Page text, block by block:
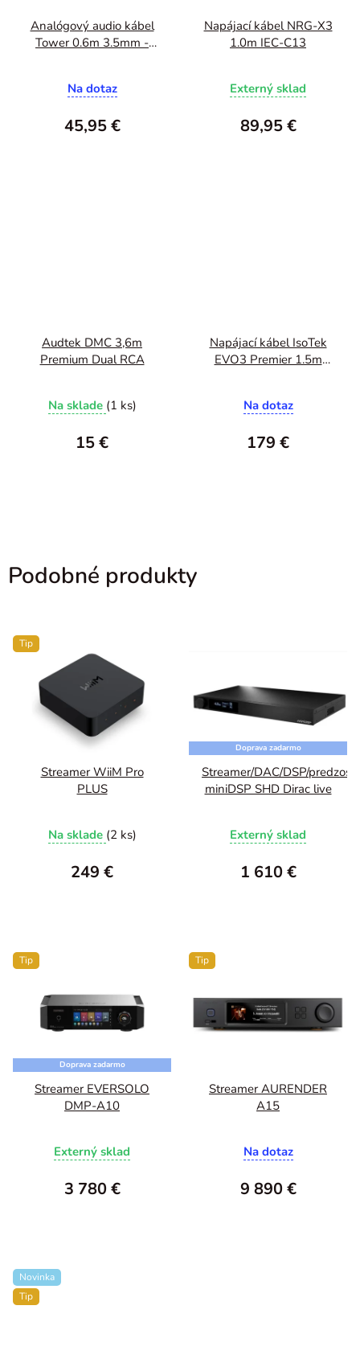
Analógový audio kábel
Tower 0.6m 3.5mm -
Na dotaz
45,95 €
Napájací kábel NRG-X3
1.0m IEC-C13
Externý sklad
89,95 €
Audtek DMC 3,6m
Premium Dual RCA
Na sklade (1 ks)
15 €
Napájací kábel IsoTek
EVO3 Premier 1.5m
Na dotaz
179 €
Podobné produkty
Tip
Streamer WiiM Pro
PLUS
Na sklade (2 ks)
249 €
Doprava zadarmo
Streamer/DAC/DSP/
miniDSP SHD Dirac live
Externý sklad
1 610 €
Tip
Doprava zadarmo
Streamer EVERSOLO
DMP-A10
Externý sklad
3 780 €
Tip
Streamer AURENDER
A15
Na dotaz
9 890 €
Novinka
Tip